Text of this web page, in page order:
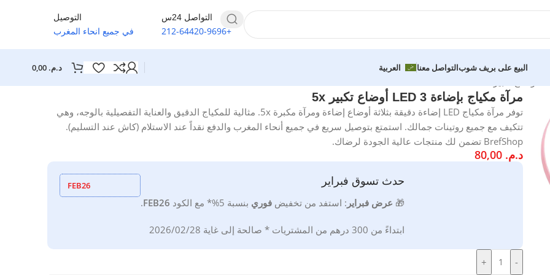
التواصل 24س
+212-64420-9696
التوصيل
في جميع انحاء المغرب
البيع على بريف شوبالتواصل معنا العربية د.م.
مرآة مكياج بإضاءة LED 3 أوضاع تكبير 5x
توفر مرآة مكياج LED إضاءة دقيقة بثلاثة أوضاع إضاءة ومرآة مكبرة 5x. مثالية للمكياج الدقيق والعناية التفصيلية بالوجه، وهي
تتكيف مع جميع روتينات جمالك. استمتع بتوصيل سريع في جميع أنحاء المغرب والدفع نقداً عند الاستلام (كاش عند التسليم).
BrefShop تضمن لك منتجات عالية الجودة لرضاك.
د.م. 80,00
حدث تسوق فبراير
🎁 عرض فبراير : استفد من تخفيض فوري بنسبة 5%* مع الكود FEB26
.
ابتداءً من 300 درهم من المشتريات * صالحة إلى غاية 2026/02/28
FEB26
-
+